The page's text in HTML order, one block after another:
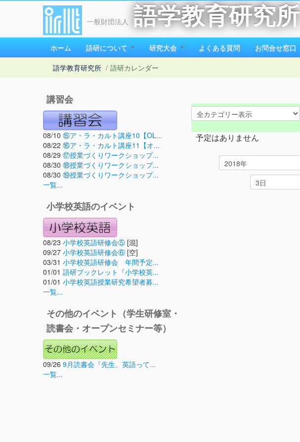
一般財団法人 語学教育研究所
ホーム 語研について 研究大会 よくある質問 お問合せ窓口
語学教育研究所 / 語研カレンダー
講習会
08/10 ⑮ア・ラ・カルト講座10【OL...
08/22 ⑯ア・ラ・カルト講座11【オ...
08/29 ⑰授業づくりワークショップ...
08/30 ⑱授業づくりワークショップ...
08/30 ⑲授業づくりワークショップ...
一覧...
小学校英語のイベント
08/23 小学校英語研修会⑤ [混]
09/27 小学校英語研修会⑥ [空]
03/31 小学校英語研修会 年間予定...
01/01 語研ブックレット『小学校英...
01/01 小学校英語授業研究希望者募...
一覧...
その他のイベント（学生研修室・
読書会・オープンセミナー等）
09/26 9月読書会『先生、英語って...
一覧...
予定はありません